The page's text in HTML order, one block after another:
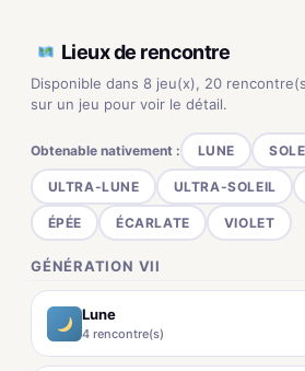
Lieux de rencontre
Disponible dans 8 jeu(x), 20
sur un jeu pour voir le détail.
Obtenable nativement : LUNE
ULTRA-LUNE ULTRA-SOLEIL
ÉPÉE ÉCARLATE VIOLET
GÉNÉRATION VII
Lune
4 rencontre(s)